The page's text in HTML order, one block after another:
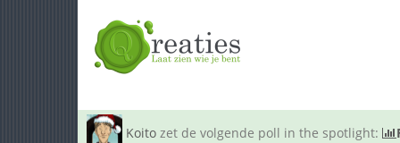
Koito zet de volgende poll in the spotlight: